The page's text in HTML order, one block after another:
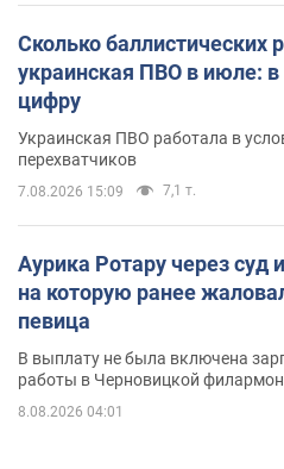
Сколько баллистических
украинская ПВО в июле:
цифру
Украинская ПВО работала в
перехватчиков
7.08.2026 15:09 7,1 т.
Аурика Ротару через
на которую ранее
певица
В выплату не была включена
работы в Черновицкой
8.08.2026 04:01